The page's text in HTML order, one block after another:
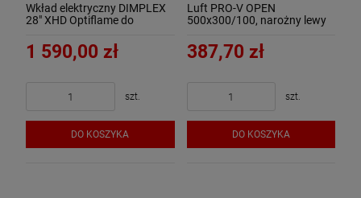
Wkład elektryczny DIMPLEX
28" XHD Optiflame do
1 590,00 zł
szt.
DO KOSZYKA
Luft PRO-V OPEN
500x300/100, narożny lewy
ArtFuego
387,70 zł
szt.
DO KOSZYKA